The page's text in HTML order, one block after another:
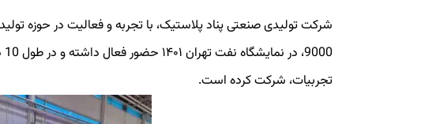
تجربیات، شرکت کرده است.